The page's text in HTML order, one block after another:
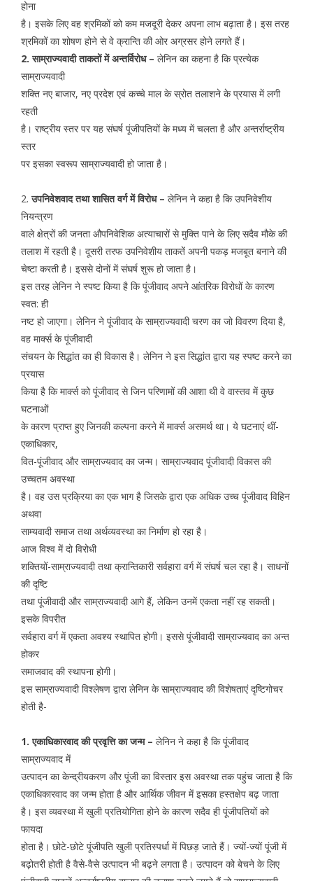
होना
है। इसके लिए वह श्रमिकों को कम मजदूरी देकर अपना लाभ बढ़ाता है। इस तरह
श्रमिकों का शोषण होने से वे क्रान्ति की ओर अग्रसर होने लगते हैं।
2. साम्राज्यवादी ताकतों में अन्तर्विरोध – लेनिन का कहना है कि प्रत्येक
साम्राज्यवादी
शक्ति नए बाजार, नए प्रदेश एवं कच्चे माल के स्रोत तलाशने के प्रयास में लगी
रहती
है। राष्ट्रीय स्तर पर यह संघर्ष पूंजीपतियों के मध्य में चलता है और अन्तर्राष्ट्रीय
स्तर
पर इसका स्वरूप साम्राज्यवादी हो जाता है।
2.उपनिवेशवाद तथा शासित वर्ग में विरोध – लेनिन ने कहा है कि उपनिवेशीय
नियन्त्रण
वाले क्षेत्रों की जनता औपनिवेशिक अत्याचारों से मुक्ति पाने के लिए सदैव मौके की
तलाश में रहती है। दूसरी तरफ उपनिवेशीय ताकतें अपनी पकड़ मजबूत बनाने की
चेष्टा करती है। इससे दोनों में संघर्ष शुरू हो जाता है।
इस तरह लेनिन ने स्पष्ट किया है कि पूंजीवाद अपने आंतरिक विरोधों के कारण
स्वत: ही
नष्ट हो जाएगा। लेनिन ने पूंजीवाद के साम्राज्यवादी चरण का जो विवरण दिया है,
वह मार्क्स के पूंजीवादी
संचयन के सिद्धांत का ही विकास है। लेनिन ने इस सिद्धांत द्वारा यह स्पष्ट करने का
प्रयास
किया है कि मार्क्स को पूंजीवाद से जिन परिणामों की आशा थी वे वास्तव में कुछ
घटनाओं
के कारण प्राप्त हुए जिनकी कल्पना करने में मार्क्स असमर्थ था। ये घटनाएं थीं-
एकाधिकार,
वित-पूंजीवाद और साम्राज्यवाद का जन्म। साम्राज्यवाद पूंजीवादी विकास की
उच्चतम अवस्था
है। वह उस प्रक्रिया का एक भाग है जिसके द्वारा एक अधिक उच्च पूंजीवाद विहिन
अथवा
साम्यवादी समाज तथा अर्थव्यवस्था का निर्माण हो रहा है।
आज विश्व में दो विरोधी
शक्तियों-साम्राज्यवादी तथा क्रान्तिकारी सर्वहारा वर्ग में संघर्ष चल रहा है। साधनों
की दृष्टि
तथा पूंजीवादी और साम्राज्यवादी आगे हैं, लेकिन उनमें एकता नहीं रह सकती।
इसके विपरीत
सर्वहारा वर्ग में एकता अवश्य स्थापित होगी। इससे पूंजीवादी साम्राज्यवाद का अन्त
होकर
समाजवाद की स्थापना होगी।
इस साम्राज्यवादी विश्लेषण द्वारा लेनिन के साम्राज्यवाद की विशेषताएं दृष्टिगोचर
होती है-
1. एकाधिकारवाद की प्रवृत्ति का जन्म – लेनिन ने कहा है कि पूंजीवाद
साम्राज्यवाद में
उत्पादन का केन्द्रीयकरण और पूंजी का विस्तार इस अवस्था तक पहुंच जाता है कि
एकाधिकारवाद का जन्म होता है और आर्थिक जीवन में इसका हस्तक्षेप बढ़ जाता
है। इस व्यवस्था में खुली प्रतियोगिता होने के कारण सदैव ही पूंजीपतियों को
फायदा
होता है। छोटे-छोटे पूंजीपति खुली प्रतिस्पर्धा में पिछड़ जाते हैं। ज्यों-ज्यों पूंजी में
बढ़ोतरी होती है वैसे-वैसे उत्पादन भी बढ़ने लगता है। उत्पादन को बेचने के लिए